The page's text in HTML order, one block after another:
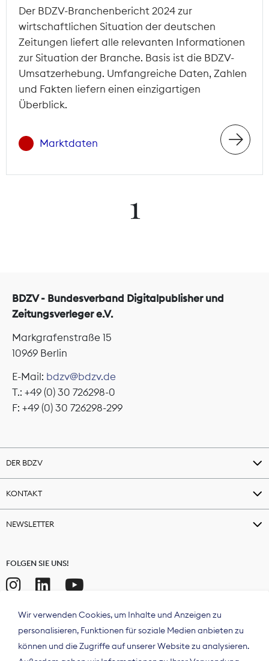
Der BDZV-Branchenbericht 2024 zur
wirtschaftlichen Situation der deutschen
Zeitungen liefert alle relevanten Informationen
zur Situation der Branche. Basis ist die BDZV-
Umsatzerhebung. Umfangreiche Daten, Zahlen
und Fakten liefern einen einzigartigen
Überblick.
Marktdaten
1
BDZV - Bundesverband Digitalpublisher und
Zeitungsverleger e.V.
Markgrafenstraße 15
10969 Berlin
E-Mail: bdzv@bdzv.de
T.: +49 (0) 30 726298-0
F: +49 (0) 30 726298-299
DER BDZV
KONTAKT
NEWSLETTER
FOLGEN SIE UNS!
Wir verwenden Cookies, um Inhalte und Anzeigen zu
personalisieren, Funktionen für soziale Medien anbieten zu
können und die Zugriffe auf unserer Website zu analysieren.